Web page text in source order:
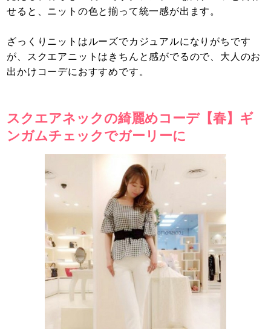
せると、ニットの色と揃って統一感が出ます。
ざっくりニットはルーズでカジュアルになりがちです
が、スクエアニットはきちんと感がでるので、大人のお
出かけコーデにおすすめです。
スクエアネックの綺麗めコーデ【春】ギ
ンガムチェックでガーリーに